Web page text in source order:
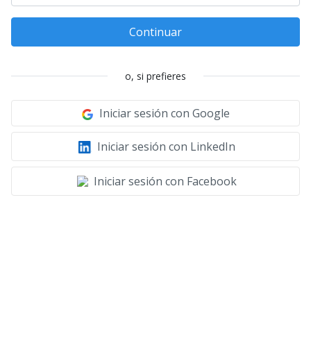
Continuar
o, si prefieres
Iniciar sesión con Google
Iniciar sesión con LinkedIn
Iniciar sesión con Facebook